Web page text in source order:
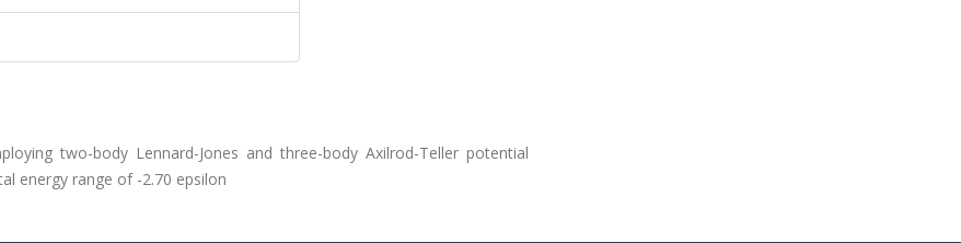
two-body Lennard-Jones and three-body Axilrod-Teller potential
energy range of -2.70 epsilon